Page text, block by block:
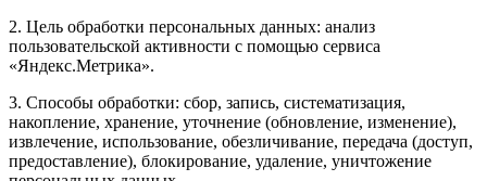
2. Цель обработки персональных данных: анализ
пользовательской активности с помощью сервиса
«Яндекс.Метрика».
3. Способы обработки: сбор, запись, систематизация,
накопление, хранение, уточнение (обновление, изменение),
извлечение, использование, обезличивание, передача (доступ,
предоставление), блокирование, удаление, уничтожение